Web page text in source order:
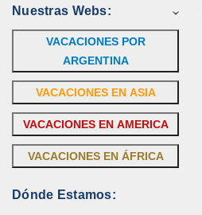
Nuestras Webs:
VACACIONES POR
ARGENTINA
VACACIONES EN ASIA
VACACIONES EN AMERICA
VACACIONES EN ÁFRICA
Dónde Estamos: